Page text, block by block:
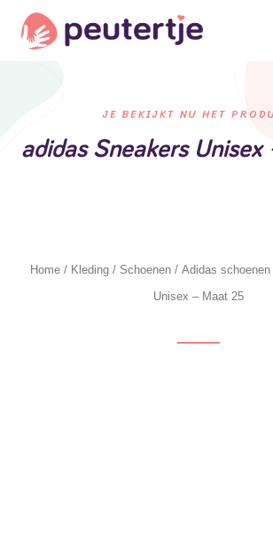
JE BEKIJKT NU HET
adidas Sneakers
Home / Kleding / Schoenen / Adidas schoenen
Unisex – Maat 25